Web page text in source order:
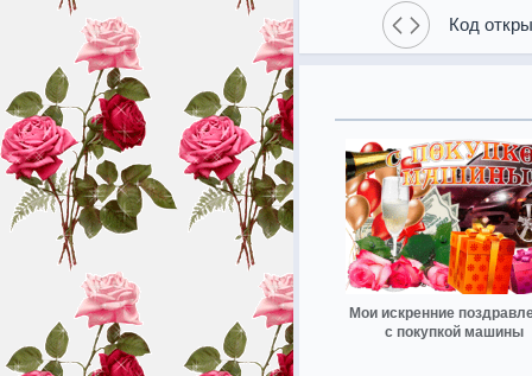
Код
Мои искренние
с покупкой машины